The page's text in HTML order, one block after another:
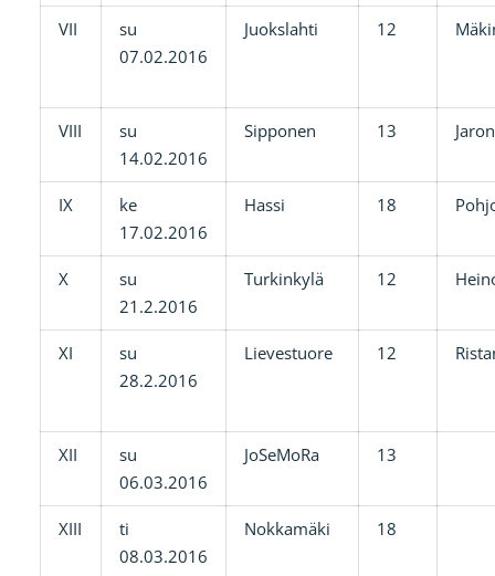
VII
su
07.02.2016
Juokslahti 12
VIII
su
14.02.2016
Sipponen 13
IX
ke
17.02.2016
Hassi 18
X
su
21.2.2016
Turkinkylä 12
XI
su
28.2.2016
Lievestuore 12
XII
su
06.03.2016
JoSeMoRa 13
XIII
ti
08.03.2016
Nokkamäki 18